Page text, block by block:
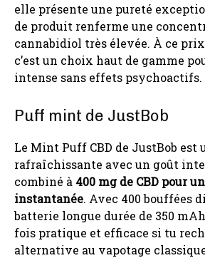
elle présente une pureté
de produit renferme une
cannabidiol très élevée. À ce
c’est un choix haut de gamme
intense sans effets psychoactifs.
Puff mint de JustBob
Le Mint Puff CBD de JustBob est
rafraîchissante avec un goût
combiné à 400 mg de CBD pour
instantanée. Avec 400 bouffées
batterie longue durée de 350
fois pratique et efficace si tu
alternative au vapotage